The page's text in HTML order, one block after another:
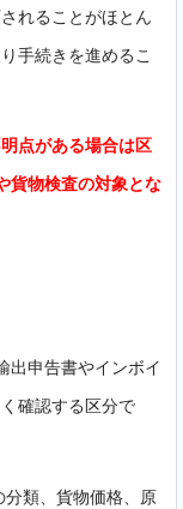
れることがほとん
手続きを進めるこ
点がある場合は区
貨物検査の対象とな
出申告書やインボイ
確認する区分で
類、貨物価格、原